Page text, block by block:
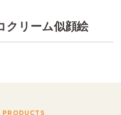
クリーム似顔絵
PRODUCTS